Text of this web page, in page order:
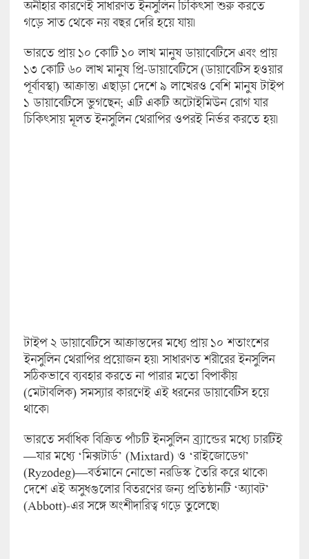
অনীহার কারণেই সাধারণত ইনসুলিন চিকিৎসা শুরু করতে
গড়ে সাত থেকে নয় বছর দেরি হয়ে যায়।
ভারতে প্রায় ১০ কোটি ১০ লাখ মানুষ ডায়াবেটিসে এবং প্রায়
১৩ কোটি ৬০ লাখ মানুষ প্রি-ডায়াবেটিসে (ডায়াবেটিস হওয়ার
পূর্বাবস্থা) আক্রান্ত। এছাড়া দেশে ৯ লাখেরও বেশি মানুষ টাইপ
১ ডায়াবেটিসে ভুগছেন; এটি একটি অটোইমিউন রোগ যার
চিকিৎসায় মূলত ইনসুলিন থেরাপির ওপরই নির্ভর করতে হয়।
টাইপ ২ ডায়াবেটিসে আক্রান্তদের মধ্যে প্রায় ১০ শতাংশের
ইনসুলিন থেরাপির প্রয়োজন হয়। সাধারণত শরীরের ইনসুলিন
সঠিকভাবে ব্যবহার করতে না পারার মতো বিপাকীয়
(মেটাবলিক) সমস্যার কারণেই এই ধরনের ডায়াবেটিস হয়ে
থাকে।
ভারতে সর্বাধিক বিক্রিত পাঁচটি ইনসুলিন ব্র্যান্ডের মধ্যে চারটিই
—যার মধ্যে ‘মিক্সটার্ড’ (Mixtard) ও ‘রাইজোডেগ’
(Ryzodeg)—বর্তমানে নোভো নরডিস্ক তৈরি করে থাকে।
দেশে এই অসুধগুলোর বিতরণের জন্য প্রতিষ্ঠানটি ‘অ্যাবট’
(Abbott)-এর সঙ্গে অংশীদারিত্ব গড়ে তুলেছে।